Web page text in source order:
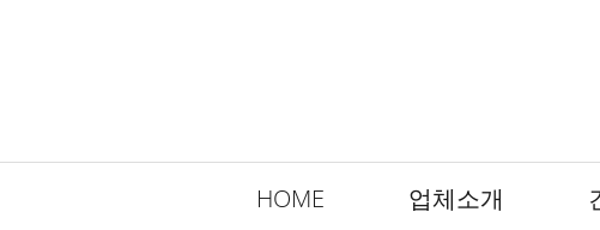
HOME 업체소개